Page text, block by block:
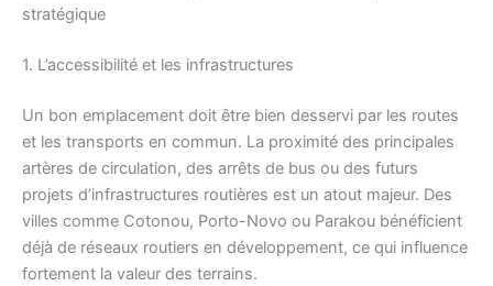
stratégique
1. L’accessibilité et les infrastructures
Un bon emplacement doit être bien desservi par les routes
et les transports en commun. La proximité des principales
artères de circulation, des arrêts de bus ou des futurs
projets d’infrastructures routières est un atout majeur. Des
villes comme Cotonou, Porto-Novo ou Parakou bénéficient
déjà de réseaux routiers en développement, ce qui influence
fortement la valeur des terrains.